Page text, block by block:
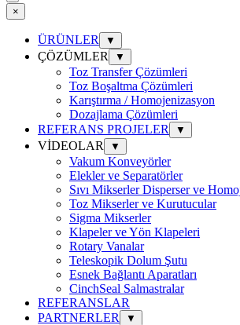
×
ÜRÜNLER ▼
ÇÖZÜMLER ▼
Toz Transfer Çözümleri
Toz Boşaltma Çözümleri
Karıştırma / Homojenizasyon
Dozajlama Çözümleri
REFERANS PROJELER
▼
VİDEOLAR ▼
Vakum Konveyörler
Elekler ve Separatörler
Sıvı Mikserler Disperser ve
Toz Mikserler ve Kurutucular
Sigma Mikserler
Klapeler ve Yön Klapeleri
Rotary Vanalar
Teleskopik Dolum Şutu
Esnek Bağlantı Aparatları
CinchSeal Salmastralar
REFERANSLAR
PARTNERLER
▼